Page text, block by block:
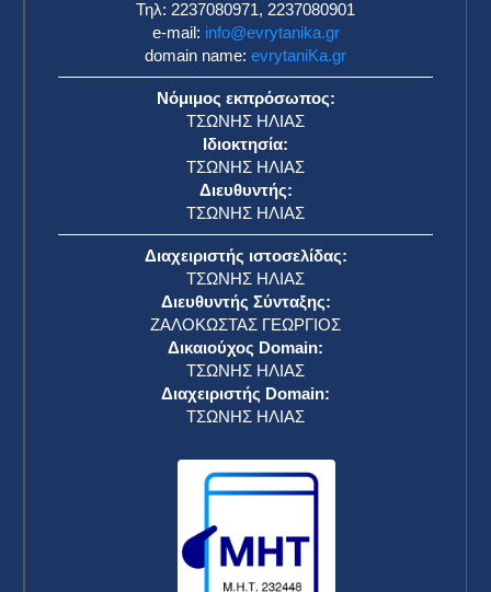
Τηλ: 2237080971, 2237080901
e-mail: info@evrytanika.gr
domain name: evrytaniKa.gr
Νόμιμος εκπρόσωπος:
ΤΣΩΝΗΣ ΗΛΙΑΣ
Ιδιοκτησία:
ΤΣΩΝΗΣ ΗΛΙΑΣ
Διευθυντής:
ΤΣΩΝΗΣ ΗΛΙΑΣ
Διαχειριστής ιστοσελίδας:
ΤΣΩΝΗΣ ΗΛΙΑΣ
Διευθυντής Σύνταξης:
ΖΑΛΟΚΩΣΤΑΣ ΓΕΩΡΓΙΟΣ
Δικαιούχος Domain:
ΤΣΩΝΗΣ ΗΛΙΑΣ
Διαχειριστής Domain:
ΤΣΩΝΗΣ ΗΛΙΑΣ